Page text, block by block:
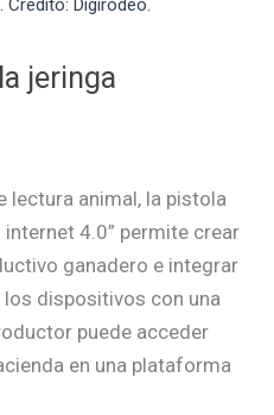
Digirodeo.
jeringa
lectura animal, la pistola
4.0” permite crear
ganadero e integrar
dispositivos con una
puede acceder
en una plataforma